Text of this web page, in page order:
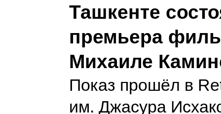
Ташкенте
премьера
Михаиле
Показ прошёл в
им. Джасура